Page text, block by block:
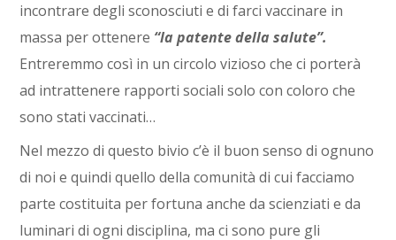
incontrare degli sconosciuti e di farci vaccinare in
massa per ottenere “la patente della salute”.
Entreremmo così in un circolo vizioso che ci porterà
ad intrattenere rapporti sociali solo con coloro che
sono stati vaccinati…
Nel mezzo di questo bivio c’è il buon senso di ognuno
di noi e quindi quello della comunità di cui facciamo
parte costituita per fortuna anche da scienziati e da
luminari di ogni disciplina, ma ci sono pure gli